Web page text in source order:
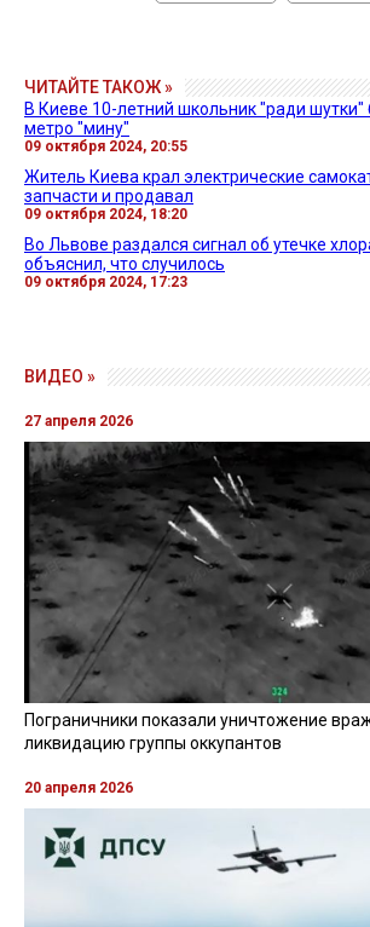
ЧИТАЙТЕ ТАКОЖ »
В Киеве 10-летний школьник "ради шутки"
метро "мину"
09 октября 2024, 20:55
Житель Киева крал электрические
запчасти и продавал
09 октября 2024, 18:20
Во Львове раздался сигнал об утечке
объяснил, что случилось
09 октября 2024, 17:23
ВИДЕО »
27 апреля 2026
Пограничники показали уничтожение
ликвидацию группы оккупантов
20 апреля 2026